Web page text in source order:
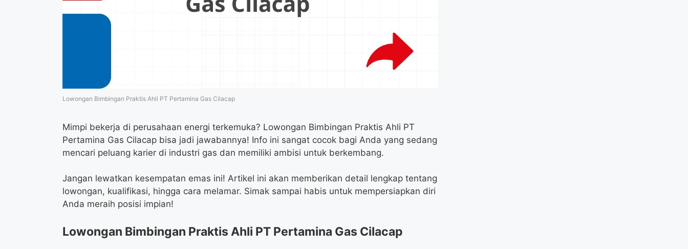
Lowongan Bimbingan Praktis Ahli PT Pertamina Gas Cilacap
Mimpi bekerja di perusahaan energi terkemuka? Lowongan Bimbingan Praktis Ahli PT
Pertamina Gas Cilacap bisa jadi jawabannya! Info ini sangat cocok bagi Anda yang sedang
mencari peluang karier di industri gas dan memiliki ambisi untuk berkembang.
Jangan lewatkan kesempatan emas ini! Artikel ini akan memberikan detail lengkap tentang
lowongan, kualifikasi, hingga cara melamar. Simak sampai habis untuk mempersiapkan diri
Anda meraih posisi impian!
Lowongan Bimbingan Praktis Ahli PT Pertamina Gas Cilacap